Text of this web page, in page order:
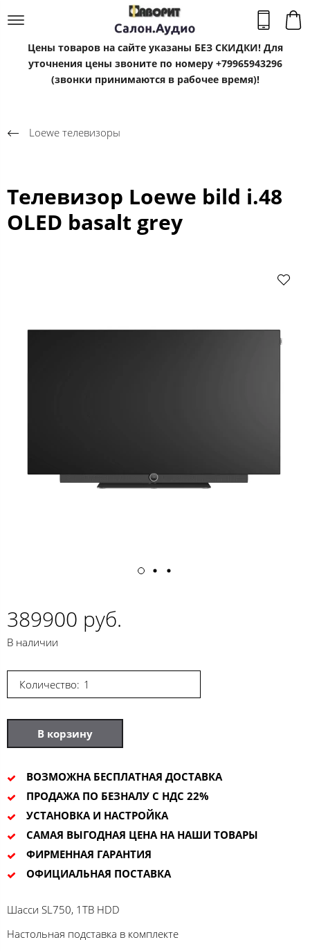
Цены товаров на сайте указаны БЕЗ СКИДКИ! Для
уточнения цены звоните по номеру +79965943296
(звонки принимаются в рабочее время)!
Loewe телевизоры
Телевизор Loewe bild i.48
OLED basalt grey
389900 руб.
В наличии
Количество:
В корзину
ВОЗМОЖНА БЕСПЛАТНАЯ ДОСТАВКА
ПРОДАЖА ПО БЕЗНАЛУ С НДС 22%
УСТАНОВКА И НАСТРОЙКА
САМАЯ ВЫГОДНАЯ ЦЕНА НА НАШИ ТОВАРЫ
ФИРМЕННАЯ ГАРАНТИЯ
ОФИЦИАЛЬНАЯ ПОСТАВКА
Шасси SL750, 1TB HDD
Настольная подставка в комплекте